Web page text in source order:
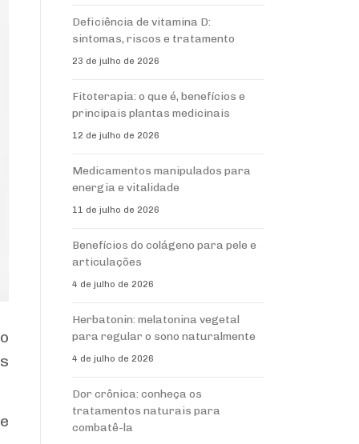
Deficiência de vitamina D:
sintomas, riscos e tratamento
23 de julho de 2026
Fitoterapia: o que é, benefícios e
principais plantas medicinais
12 de julho de 2026
Medicamentos manipulados para
energia e vitalidade
11 de julho de 2026
Benefícios do colágeno para pele e
articulações
4 de julho de 2026
Herbatonin: melatonina vegetal
para regular o sono naturalmente
4 de julho de 2026
Dor crônica: conheça os
tratamentos naturais para
combatê-la